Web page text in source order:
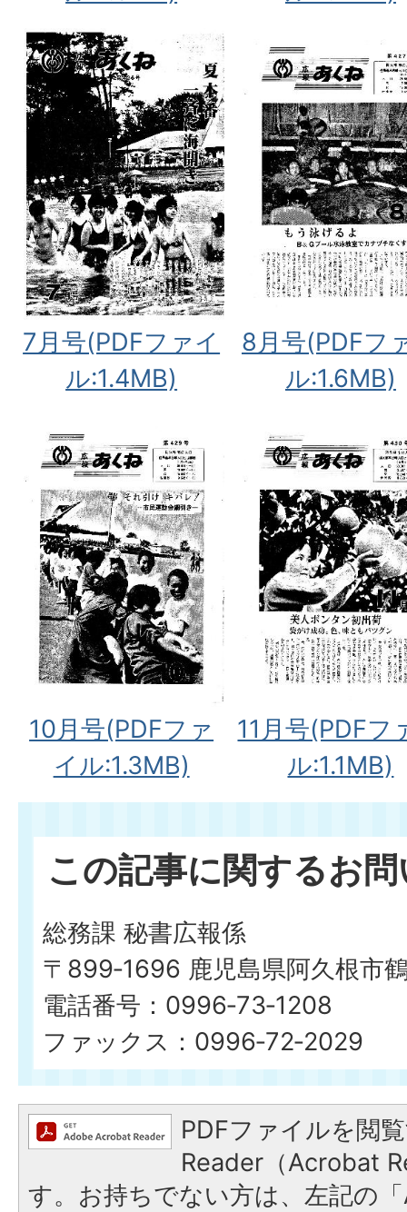
7月号(PDFファイ
ル:1.4MB)
8月号(PDFフ
ル:1.6MB)
10月号(PDFファ
イル:1.3MB)
11月号(PDFフ
ル:1.1MB)
この記事に関するお
総務課 秘書広報係
〒899‐1696 鹿児島県阿久根市
電話番号：0996‐73‐1208
ファックス：0996‐72‐2029
PDFファイルを閲
Reader（Acrobat
す。お持ちでない方は、左記の